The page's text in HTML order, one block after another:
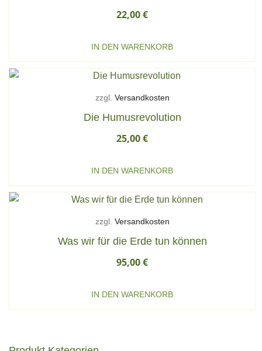
22,00€
IN DEN WARENKORB
zzgl. Versandkosten
Die Humusrevolution
25,00€
IN DEN WARENKORB
zzgl. Versandkosten
Was wir für die Erde tun können
95,00€
IN DEN WARENKORB